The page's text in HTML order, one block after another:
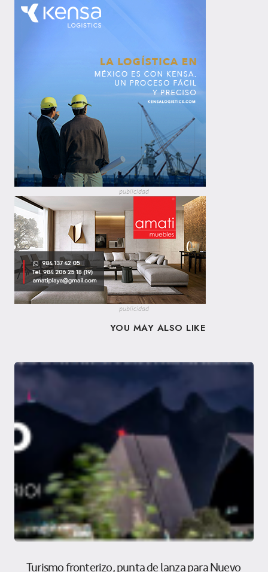
publicidad
publicidad
YOU MAY ALSO LIKE
Turismo fronterizo, punta de lanza para Nuevo